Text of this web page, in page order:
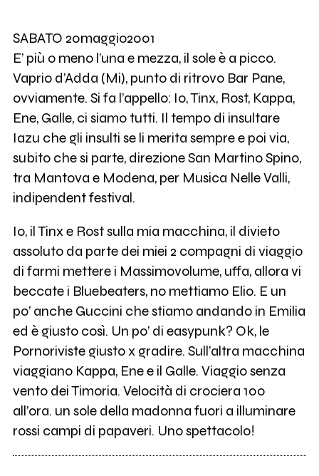
Stefano Giaccone
Joe Leaman 3
SABATO 20maggio2001
E’ più o meno l’una e mezza, il sole è a picco.
Vaprio d’Adda (Mi), punto di ritrovo Bar Pane,
ovviamente. Si fa l’appello: Io, Tinx, Rost, Kappa,
Ene, Galle, ci siamo tutti. Il tempo di insultare
Iazu che gli insulti se li merita sempre e poi via,
subito che si parte, direzione San Martino Spino,
tra Mantova e Modena, per Musica Nelle Valli,
indipendent festival.
Io, il Tinx e Rost sulla mia macchina, il divieto
assoluto da parte dei miei 2 compagni di viaggio
di farmi mettere i Massimovolume, uffa, allora vi
beccate i Bluebeaters, no mettiamo Elio. E un
po’ anche Guccini che stiamo andando in Emilia
ed è giusto così. Un po’ di easypunk? Ok, le
Pornoriviste giusto x gradire. Sull’altra macchina
viaggiano Kappa, Ene e il Galle. Viaggio senza
vento dei Timoria. Velocità di crociera 100
all’ora. un sole della madonna fuori a illuminare
rossi campi di papaveri. Uno spettacolo!